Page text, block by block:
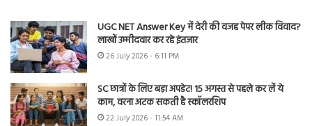
UGC NET Answer Key में देरी की वजह पेपर लीक विवाद?
लाखों उम्मीदवार कर रहे इंतजार
26 July 2026 - 6:11 PM
SC छात्रों के लिए बड़ा अपडेट! 15 अगस्त से पहले कर लें ये
काम, वरना अटक सकती है स्कॉलरशिप
22 July 2026 - 11:54 AM